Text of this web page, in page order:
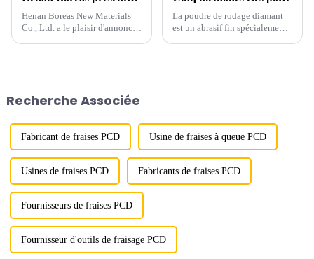
Henan Boreas New Materials
Co., Ltd. a le plaisir d'annoncer
La poudre de rodage diamant
est un abrasif fin spécialement
Recherche Associée
Fabricant de fraises PCD Usine de fraises à queue PCD
Usines de fraises PCD Fabricants de fraises PCD
Fournisseurs de fraises PCD
Fournisseur d'outils de fraisage PCD